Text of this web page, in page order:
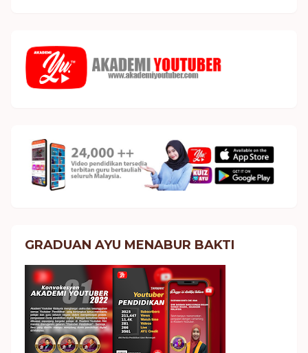
GRADUAN AYU MENABUR BAKTI